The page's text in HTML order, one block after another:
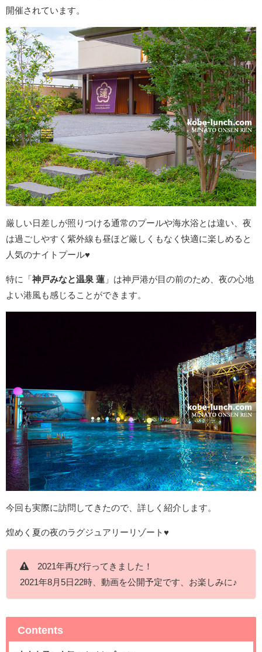
開催されています。
厳しい日差しが照りつける通常のプールや海水浴とは違い、夜
は過ごしやすく紫外線も昼ほど厳しくもなく快適に楽しめると
人気のナイトプール♥
特に「 神戸みなと温泉 蓮 」は神戸港が目の前のため、夜の心地
よい港風も感じることができます。
今回も実際に訪問してきたので、詳しく紹介します。
煌めく夏の夜のラグジュアリーリゾート♥
2021年再び行ってきました！
2021年8月5日22時、動画を公開予定です、お楽しみに♪
Contents